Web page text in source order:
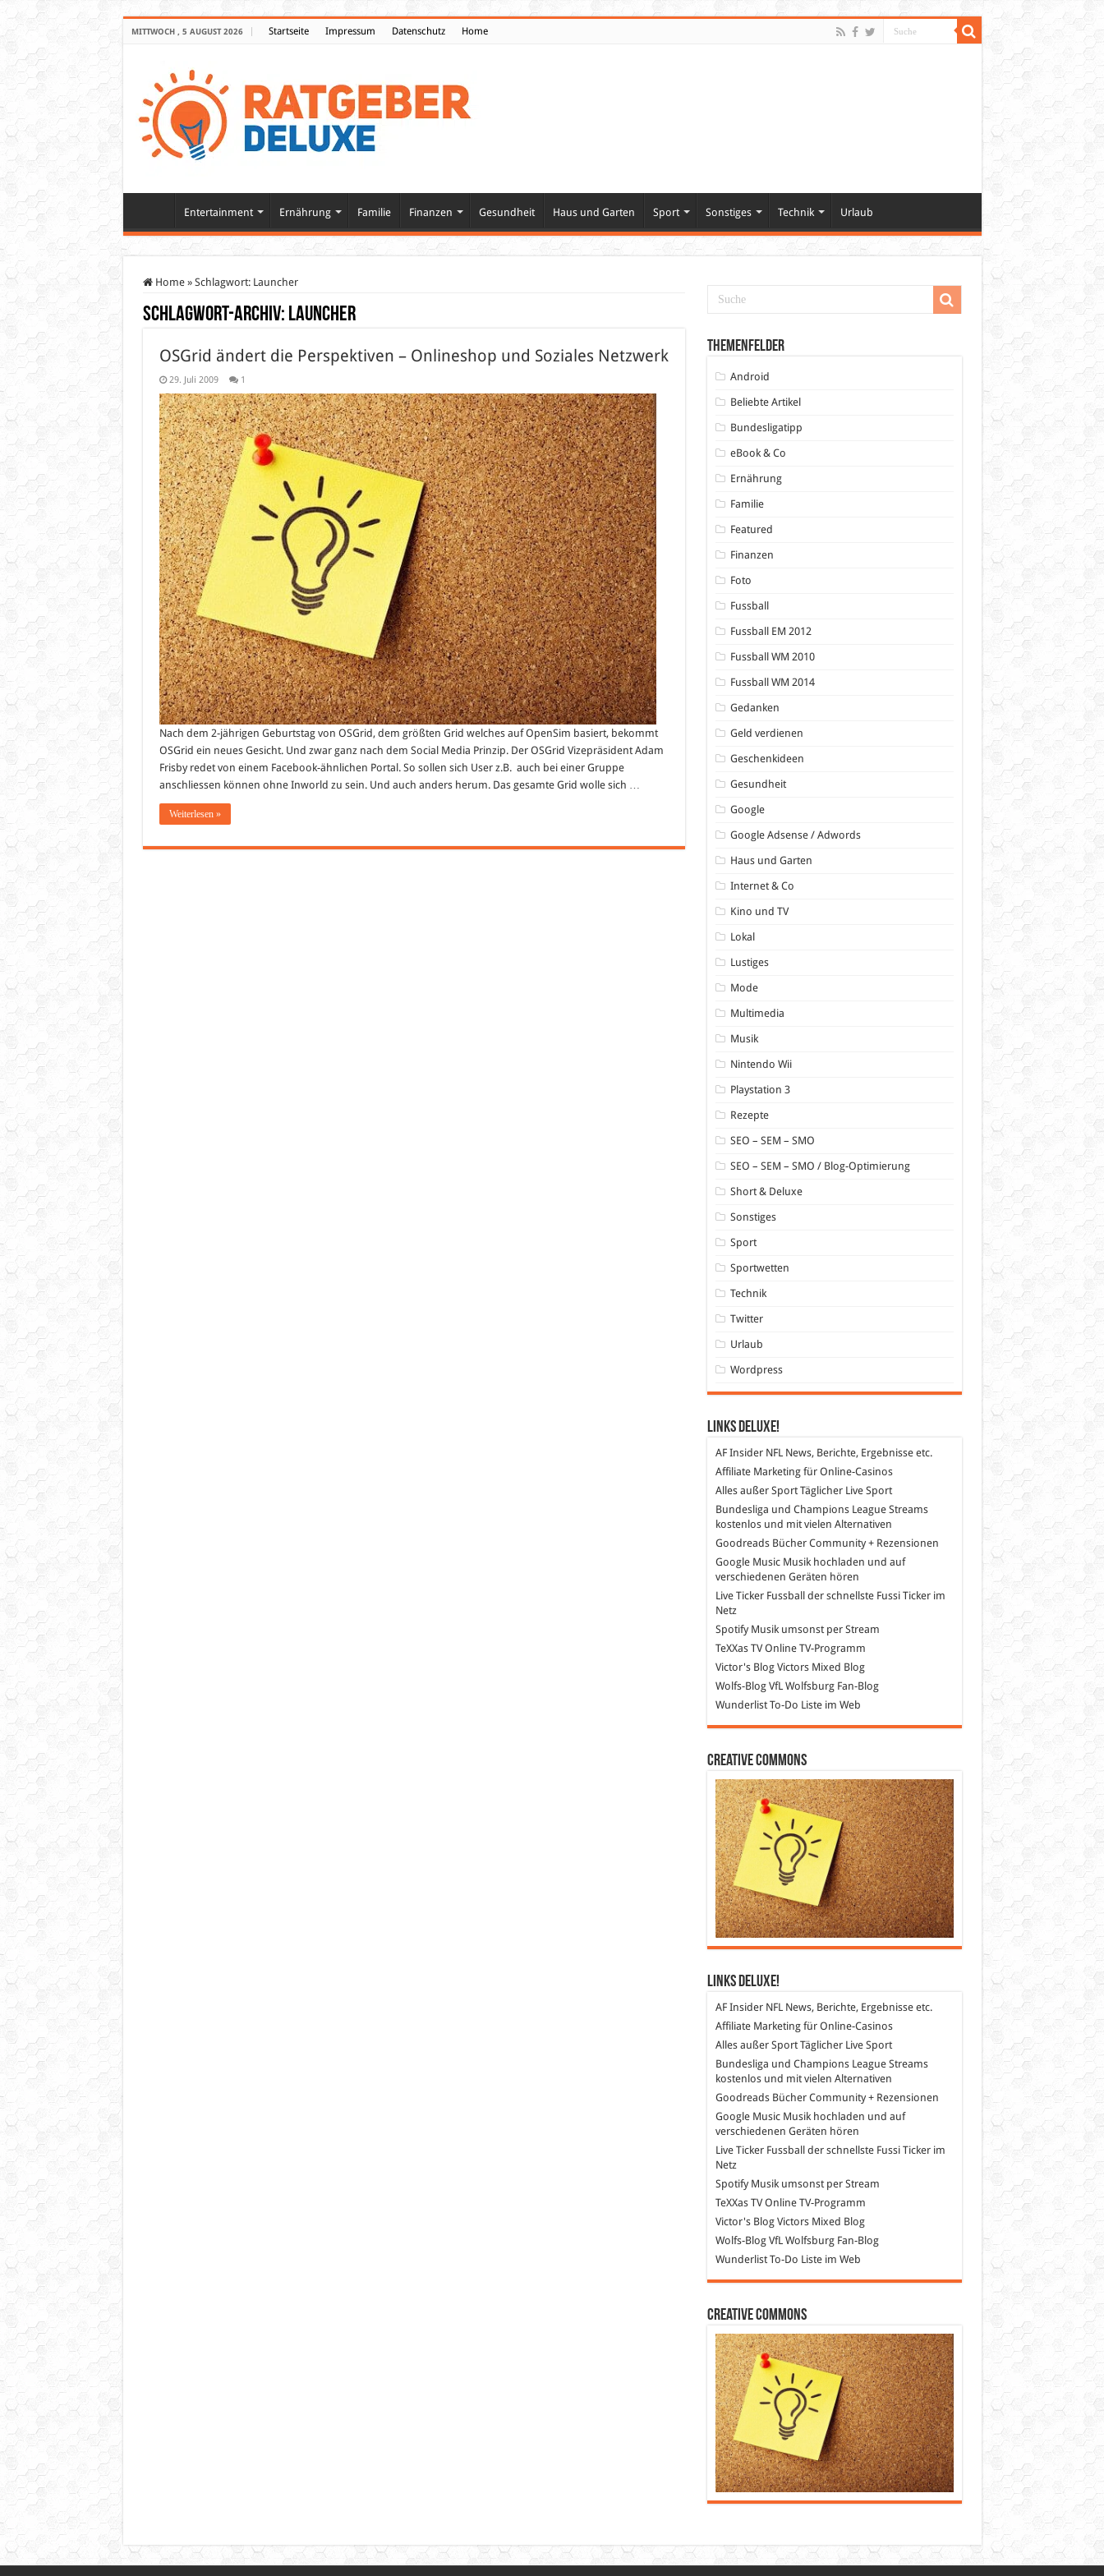
MITTWOCH , 5 AUGUST 2026 Startseite Impressum Datenschutz Home
Entertainment Ernährung Familie Finanzen Gesundheit Haus und Garten Sport Sonstiges Technik Urlaub
Home » Schlagwort: Launcher
Schlagwort-Archiv: Launcher
OSGrid ändert die Perspektiven – Onlineshop und Soziales Netzwerk
29. Juli 2009 1
Nach dem 2-jährigen Geburtstag von OSGrid, dem größten Grid welches auf OpenSim basiert, bekommt
OSGrid ein neues Gesicht. Und zwar ganz nach dem Social Media Prinzip. Der OSGrid Vizepräsident Adam
Frisby redet von einem Facebook-ähnlichen Portal. So sollen sich User z.B. auch bei einer Gruppe
anschliessen können ohne Inworld zu sein. Und auch anders herum. Das gesamte Grid wolle sich …
Weiterlesen »
Themenfelder
Android
Beliebte Artikel
Bundesligatipp
eBook & Co
Ernährung
Familie
Featured
Finanzen
Foto
Fussball
Fussball EM 2012
Fussball WM 2010
Fussball WM 2014
Gedanken
Geld verdienen
Geschenkideen
Gesundheit
Google
Google Adsense / Adwords
Haus und Garten
Internet & Co
Kino und TV
Lokal
Lustiges
Mode
Multimedia
Musik
Nintendo Wii
Playstation 3
Rezepte
SEO – SEM – SMO
SEO – SEM – SMO / Blog-Optimierung
Short & Deluxe
Sonstiges
Sport
Sportwetten
Technik
Twitter
Urlaub
Wordpress
Links DeLuXe!
AF InsiderNFL News, Berichte, Ergebnisse etc.
Affiliate Marketingfür Online-Casinos
Alles außer SportTäglicher Live Sport
Bundesliga und Champions League Streams
kostenlos und mit vielen Alternativen
GoodreadsBücher Community + Rezensionen
Google MusicMusik hochladen und auf
verschiedenen Geräten hören
Live Ticker Fussball
der schnellste Fussi Ticker im
Netz
SpotifyMusik umsonst per Stream
TeXXas TVOnline TV-Programm
Victor's BlogVictors Mixed Blog
Wolfs-BlogVfL Wolfsburg Fan-Blog
WunderlistTo-Do Liste im Web
Creative Commons
Links DeLuXe!
AF InsiderNFL News, Berichte, Ergebnisse etc.
Affiliate Marketingfür Online-Casinos
Alles außer SportTäglicher Live Sport
Bundesliga und Champions League Streams
kostenlos und mit vielen Alternativen
GoodreadsBücher Community + Rezensionen
Google MusicMusik hochladen und auf
verschiedenen Geräten hören
Live Ticker Fussball
der schnellste Fussi Ticker im
Netz
SpotifyMusik umsonst per Stream
TeXXas TVOnline TV-Programm
Victor's BlogVictors Mixed Blog
Wolfs-BlogVfL Wolfsburg Fan-Blog
WunderlistTo-Do Liste im Web
Creative Commons